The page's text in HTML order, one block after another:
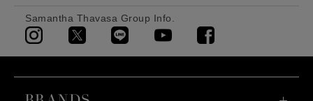
Samantha Thavasa Group Info.